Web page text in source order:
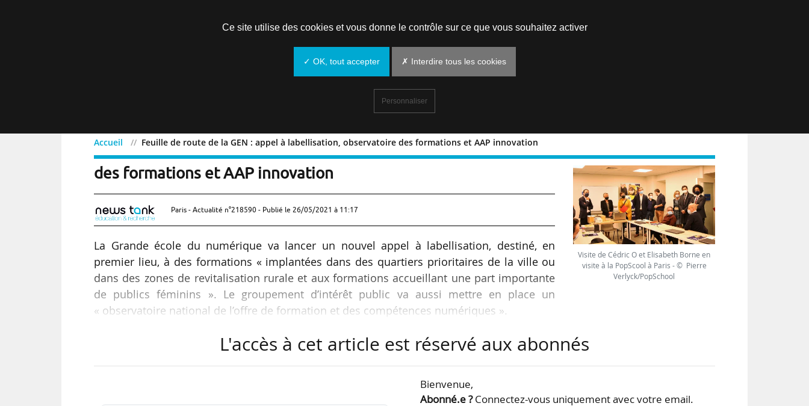
Accueil Feuille de route de la GEN : appel à labellisation, observatoire des formations et AAP innovation
Feuille de route de la GEN : appel à labellisation, observatoire
des formations et AAP innovation
Paris - Actualité n°218590 - Publié le 26/05/2021 à 11:17
La Grande école du numérique va lancer un nouvel appel à labellisation, destiné, en
premier lieu, à des formations « implantées dans des quartiers prioritaires de la ville ou
dans des zones de revitalisation rurale et aux formations accueillant une part importante
de publics féminins ». Le groupement d’intérêt public va aussi mettre en place un
« observatoire national de l’offre de formation et des compétences numériques ».
C’est ce qu’indiquent Élisabeth Borne, ministre du travail, et Cédric O, secrétaire d’État
Visite de Cédric O et Elisabeth Borne en
visite à la PopScool à Paris - © Pierre
Verlyck/PopSchool
L'accès à cet article est réservé aux abonnés
Bienvenue,
Abonné.e ?Connectez-vous uniquement avec votre email.
Ce site utilise des cookies et vous donne le contrôle sur ce que vous souhaitez activer
✓ OK, tout accepter ✗ Interdire tous les cookies
Personnaliser